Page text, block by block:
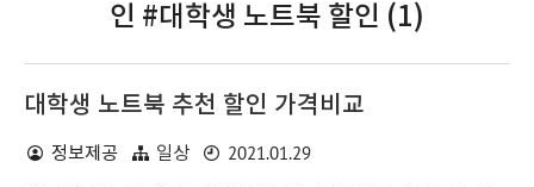
인 #대학생 노트북 할인 (1)
대학생 노트북 추천 할인 가격비교
정보제공 일상
2021.01.29